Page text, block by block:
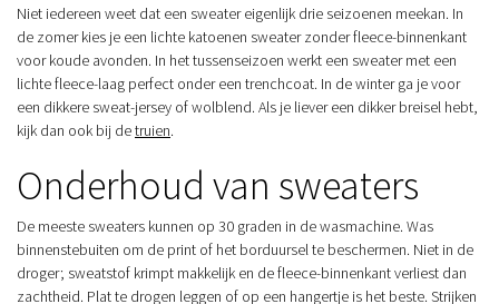
Niet iedereen weet dat een sweater eigenlijk drie seizoenen meekan. In
de zomer kies je een lichte katoenen sweater zonder fleece-binnenkant
voor koude avonden. In het tussenseizoen werkt een sweater met een
lichte fleece-laag perfect onder een trenchcoat. In de winter ga je voor
een dikkere sweat-jersey of wolblend. Als je liever een dikker breisel hebt,
kijk dan ook bij detruien.
Onderhoud van sweaters
De meeste sweaters kunnen op 30 graden in de wasmachine. Was
binnenstebuiten om de print of het borduursel te beschermen. Niet in de
droger; sweatstof krimpt makkelijk en de fleece-binnenkant verliest dan
zachtheid. Plat te drogen leggen of op een hangertje is het beste. Strijken